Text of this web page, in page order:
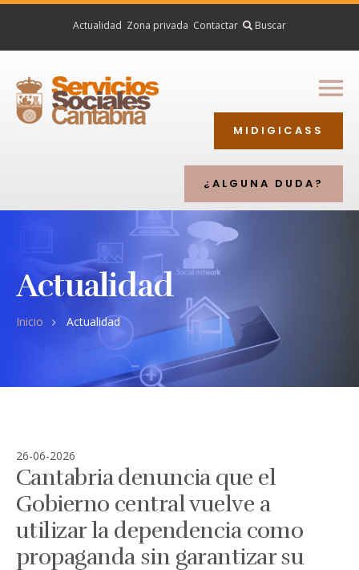
Actualidad Zona privada Contactar Buscar
MIDIGICASS
¿ALGUNA DUDA?
Inicio
Directorio
Actualidad
Inicio Actualidad
26-06-2026
Cantabria denuncia que el
Gobierno central vuelve a
utilizar la dependencia como
propaganda sin garantizar su